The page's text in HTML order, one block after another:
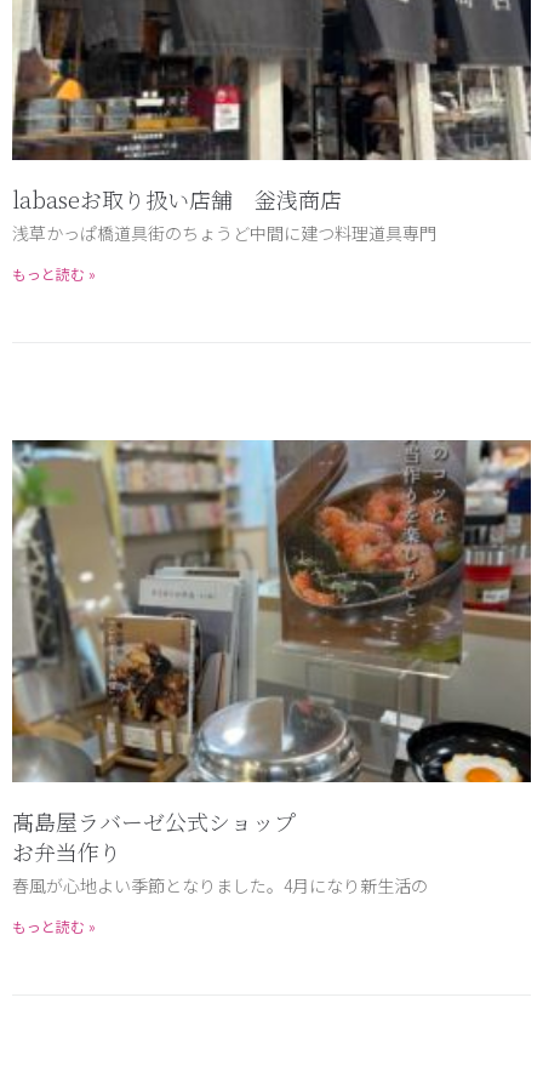
labaseお取り扱い店舗 釡浅商店
浅草かっぱ橋道具街のちょうど中間に建つ料理道具専門
もっと読む »
髙島屋ラバーゼ公式ショップ
お弁当作り
春風が心地よい季節となりました。4月になり新生活の
もっと読む »